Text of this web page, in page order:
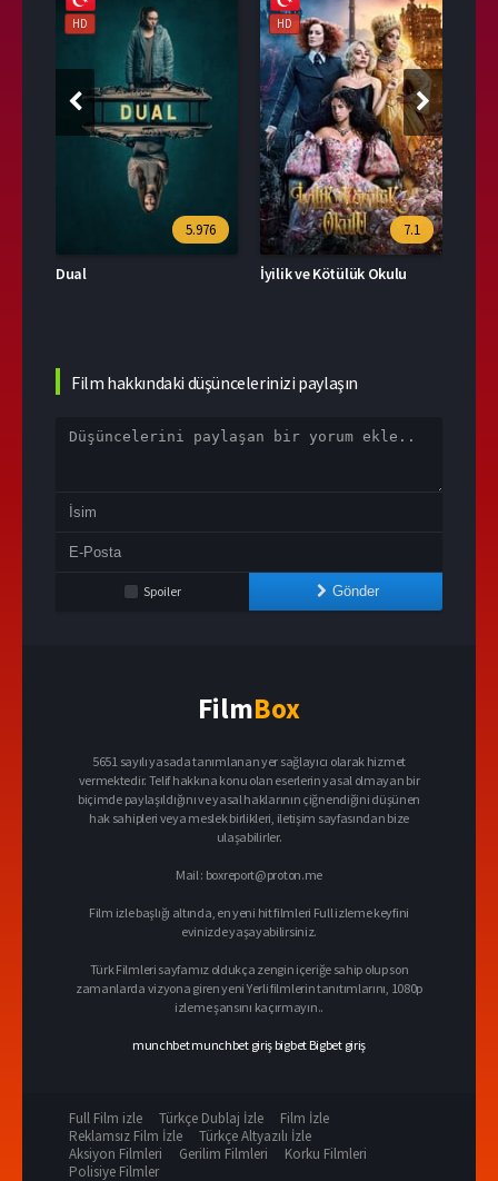
HD
5.976
Dual
HD
7.1
İyilik ve Kötülük Okulu
Film hakkındaki düşüncelerinizi paylaşın
Spoiler Gönder
FilmBox
5651 sayılı yasada tanımlanan yer sağlayıcı olarak hizmet
vermektedir. Telif hakkına konu olan eserlerin yasal olmayan bir
biçimde paylaşıldığını ve yasal haklarının çiğnendiğini düşünen
hak sahipleri veya meslek birlikleri, iletişim sayfasından bize
ulaşabilirler.
Mail : boxreport@proton.me
Film izle başlığı altında, en yeni hit filmleri Full izleme keyfini
evinizde yaşayabilirsiniz.
Türk Filmleri sayfamız oldukça zengin içeriğe sahip olup son
zamanlarda vizyona giren yeni Yerli filmlerin tanıtımlarını, 1080p
izleme şansını kaçırmayın..
munchbetmunchbet giriş bigbet Bigbet giriş
Full Film izle Türkçe Dublaj İzle
Film İzle
Reklamsız Film İzle
Türkçe Altyazılı İzle
Aksiyon Filmleri
Gerilim Filmleri
Korku Filmleri
Polisiye Filmler